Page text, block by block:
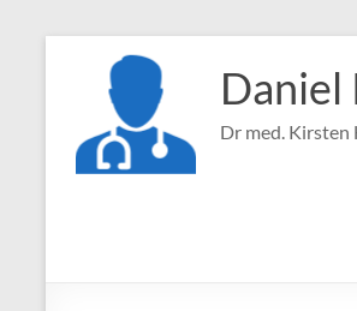
springen
Daniel
Dr med.